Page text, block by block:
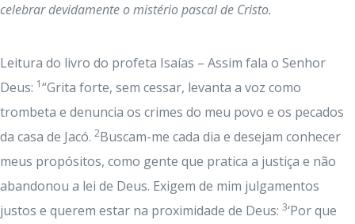
celebrar devidamente o mistério pascal de Cristo.
Leitura do livro do profeta Isaías – Assim fala o Senhor
Deus: 1“Grita forte, sem cessar, levanta a voz como
trombeta e denuncia os crimes do meu povo e os pecados
da casa de Jacó. 2Buscam-me cada dia e desejam conhecer
meus propósitos, como gente que pratica a justiça e não
abandonou a lei de Deus. Exigem de mim julgamentos
justos e querem estar na proximidade de Deus: 3‘Por que